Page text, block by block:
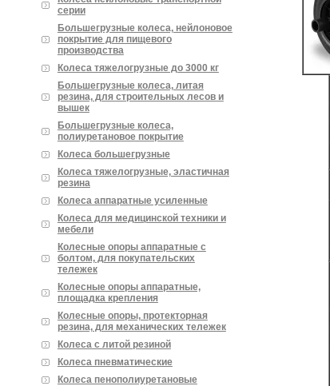
серии
Большегрузные колеса, нейлоновое
покрытие для пищевого
производства
Колеса тяжелогрузные до 3000 кг
Большегрузные колеса, литая
резина, для строительных лесов и
вышек
Большегрузные колеса,
полиуретановое покрытие
Колеса большегрузные
Колеса тяжелогрузные, эластичная
резина
Колеса аппаратные усиленные
Колеса для медицинской техники и
мебели
Колесные опоры аппаратные с
болтом, для покупательских
тележек
Колесные опоры аппаратные,
площадка крепления
Колесные опоры, протекторная
резина, для механических тележек
Колеса с литой резиной
Колеса пневматические
Колеса пенополиуретановые